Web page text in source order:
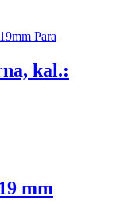
kal.:
mm